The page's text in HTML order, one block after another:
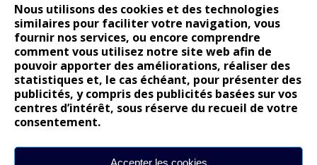
Nous utilisons des cookies et des technologies
similaires pour faciliter votre navigation, vous
fournir nos services, ou encore comprendre
comment vous utilisez notre site web afin de
pouvoir apporter des améliorations, réaliser des
statistiques et, le cas échéant, pour présenter des
publicités, y compris des publicités basées sur vos
centres d’intérêt, sous réserve du recueil de votre
consentement.
Accepter les cookies
14 juillet : nouveau film de marque pour Citroën
Renault Espace : voyage, voyage…
Peugeot E-208 GTi : naissance d’une légende
COMMENTAIRES RÉCENTS
Bernard Dardartdans
Gilly